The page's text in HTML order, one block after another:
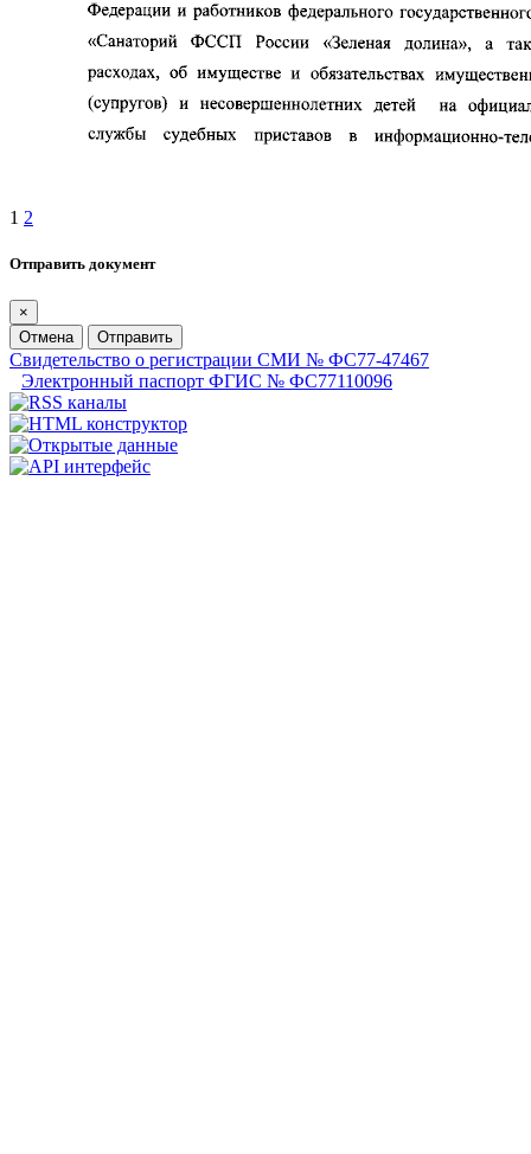
1 2
Отправить документ
×
Отмена
Отправить
Свидетельство о регистрации СМИ № ФС77-47467
Электронный паспорт ФГИС № ФС77110096